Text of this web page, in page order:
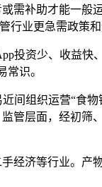
需补助才能一般
行业更急需政策和
投资少、收益快
识。
组织运营“食物
管层面，经初筛
济等行业。产